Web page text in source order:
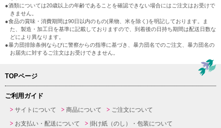
●酒類については20歳以上の年齢であることを確認できない場合にはご注文はお受けで
きません。
●食品の賞味・消費期間は90日以内のもの(果物、米を除く)を明記しております。ま
た、製造・加工日を基準に記載しておりますので、到着後の日持ち期間は配送日数な
どにより異なります。
●暴力団排除条例ならびに警察からの指導に基づき、暴力団名でのご注文、暴力団名の
お届先に対するご注文はお受けできません。
TOPページ
ご利用ガイド
サイトについて 商品について
ご注文について
お支払い・配送について
掛け紙（のし）・包装について